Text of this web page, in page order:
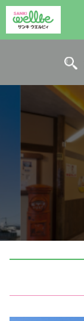
サンキ・ウエルビィ